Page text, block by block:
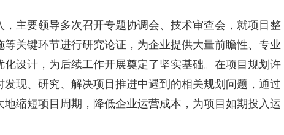
主要领导多次召开专题协调会、技术审查会，就项目整
关键环节进行研究论证，为企业提供大量前瞻性、专业
设计，为后续工作开展奠定了坚实基础。在项目规划许
现、研究、解决项目推进中遇到的相关规划问题，通过
缩短项目周期，降低企业运营成本，为项目如期投入运